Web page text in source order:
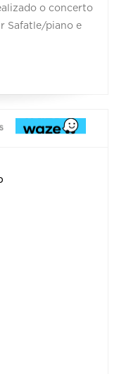
o concerto
Safatle/piano e